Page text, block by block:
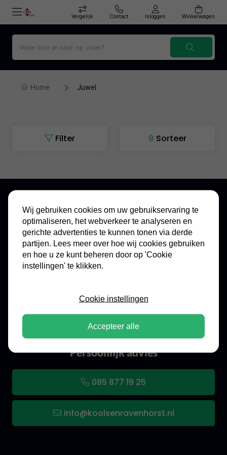
Vergelijk Contact Inloggen Winkelwagen
Home Juwel
Filter Sorteer
Kools & Ravenhorst - de full service
specialist voor kluizen en brandkasten
Persoonlijk advies
085 877 19 25
info@koolsenravenhorst.nl
Wij gebruiken cookies om uw gebruikservaring te
optimaliseren, het webverkeer te analyseren en
gerichte advertenties te kunnen tonen via derde
partijen. Lees meer over hoe wij cookies gebruiken
en hoe u ze kunt beheren door op 'Cookie
instellingen' te klikken.
Cookie instellingen
Accepteer alle